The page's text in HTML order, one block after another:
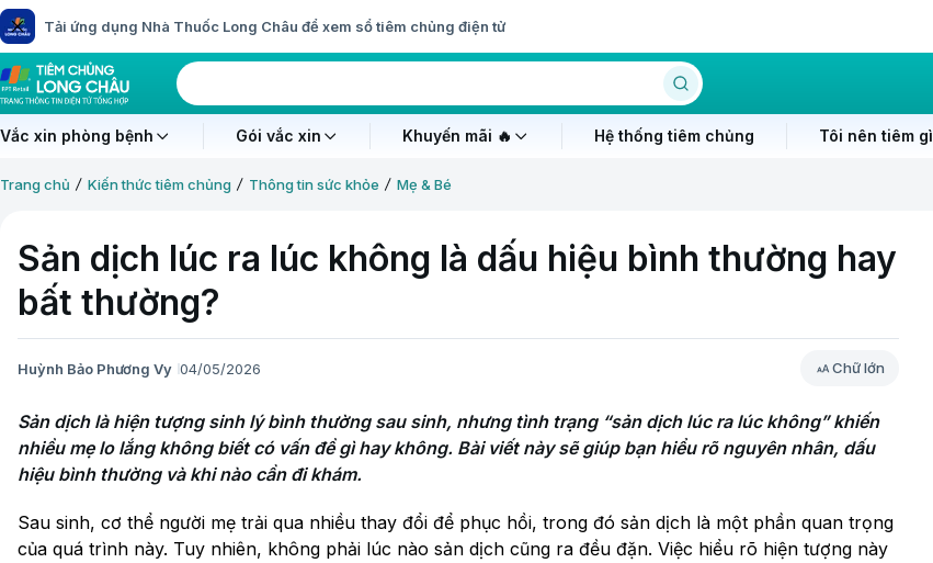
Tải ứng dụng Nhà Thuốc Long Châu để xem sổ tiêm chủng điện tử
Vắc xin phòng bệnh Gói vắc xin Khuyến mãi 🔥 Hệ thống tiêm chủng Tôi nên tiêm gì
Trang chủ Kiến thức tiêm chủng Thông tin sức khỏe Mẹ & Bé
Sản dịch lúc ra lúc không là dấu hiệu bình thường hay
bất thường?
Huỳnh Bảo Phương Vy 04/05/2026 Chữ lớn
Sản dịch là hiện tượng sinh lý bình thường sau sinh, nhưng tình trạng “sản dịch lúc ra lúc không” khiến
nhiều mẹ lo lắng không biết có vấn đề gì hay không. Bài viết này sẽ giúp bạn hiểu rõ nguyên nhân, dấu
hiệu bình thường và khi nào cần đi khám.
Sau sinh, cơ thể người mẹ trải qua nhiều thay đổi để phục hồi, trong đó sản dịch là một phần quan trọng
của quá trình này. Tuy nhiên, không phải lúc nào sản dịch cũng ra đều đặn. Việc hiểu rõ hiện tượng này